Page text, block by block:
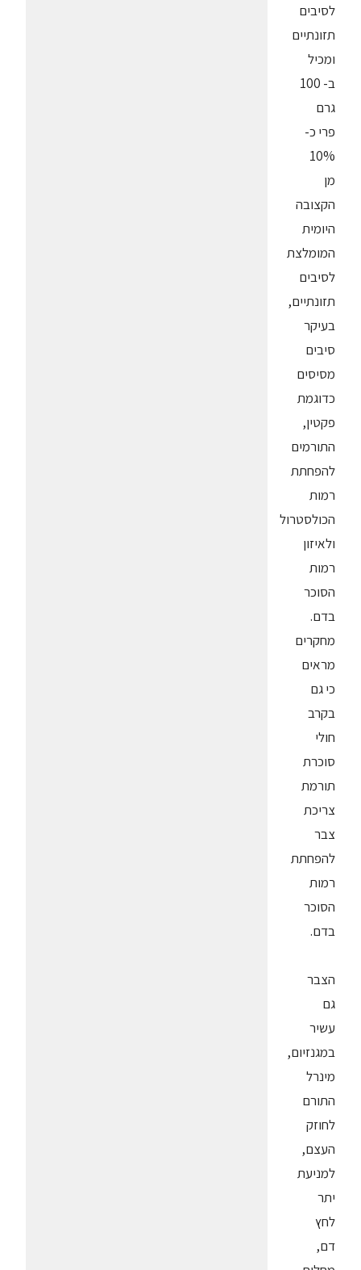
לסיבים
תזונתיים
ומכיל
ב- 100
גרם
פרי כ-
10%
מן
הקצובה
היומית
המומלצת
לסיבים
תזונתיים,
בעיקר
סיבים
מסיסים
כדוגמת
פקטין,
התורמים
להפחתת
רמות
הכולסטרול
ולאיזון
רמות
הסוכר
בדם.
מחקרים
מראים
כי גם
בקרב
חולי
סוכרת
תורמת
צריכת
צבר
להפחתת
רמות
הסוכר
בדם.
הצבר
גם
עשיר
במגנזיום,
מינרל
התורם
לחוזק
העצם,
למניעת
יתר
לחץ
דם,